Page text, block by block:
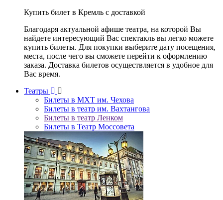
Купить билет в Кремль с доставкой
Благодаря актуальной афише театра, на которой Вы
найдете интересующий Вас спектакль вы легко можете
купить билеты. Для покупки выберите дату посещения,
места, после чего вы сможете перейти к оформлению
заказа. Доставка билетов осуществляется в удобное для
Вас время.
Театры
Билеты в МХТ им. Чехова
Билеты в театр им. Вахтангова
Билеты в театр Ленком
Билеты в Театр Моссовета